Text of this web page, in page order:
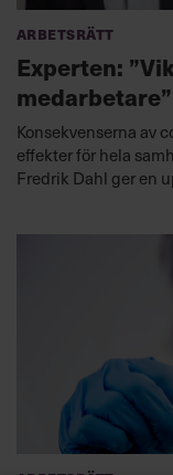
Arbetsrätt
Experten:
medarbetare”
Konsekvenserna av
effekter för hela
Fredrik Dahl ger en